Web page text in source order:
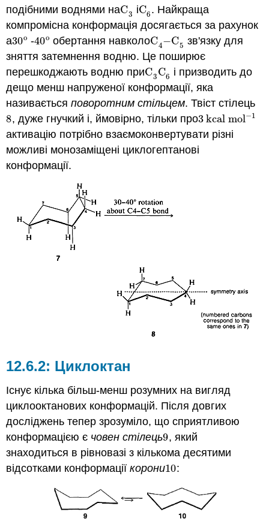
подібними воднями наC3
C3 іC6
C6. Найкраща
компромісна конформація досягається за рахунок
а30o
30o -40o
40o обертання навколоC4−C5
C4−C5 зв'язку для
зняття затемнення водню. Це поширює
перешкоджають водню приC3
C3C6
C6 і призводить до
дещо менш напруженої конформації, яка
називаєтьсяповоротним стільцем. Твіст стілець
8
8, дуже гнучкий і, ймовірно, тільки про3kcal mol−1
3 kcal mol−1
активацію потрібно взаємоконвертувати різні
можливі монозаміщені циклогептанові
конформації.
Циклоктан
Існує кілька більш-менш розумних на вигляд
циклооктанових конформацій. Після довгих
досліджень тепер зрозуміло, що сприятливою
конформацією є човен стілець9
9, який
знаходиться в рівновазі з кількома десятими
відсотками конформаціїкорони10
10: